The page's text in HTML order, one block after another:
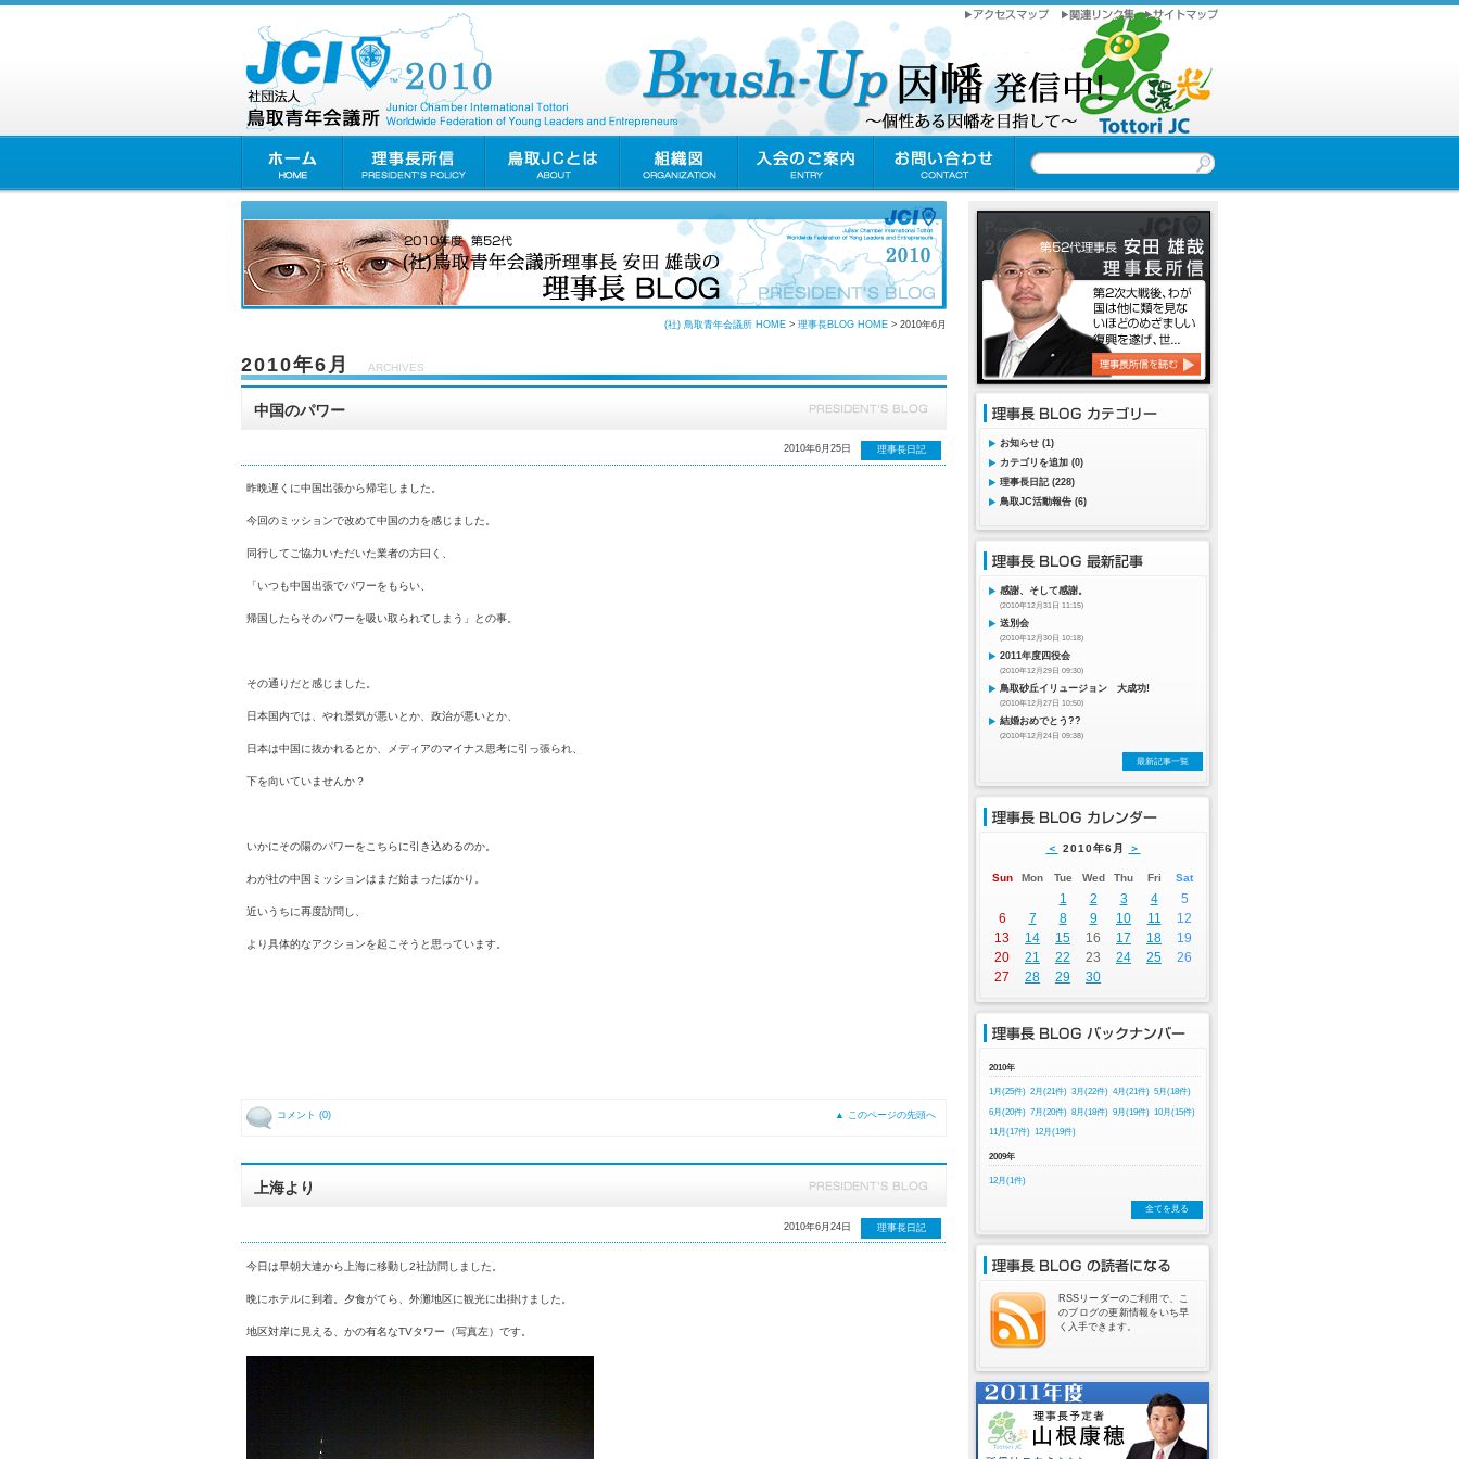
(社) 鳥取青年会議所 HOME > 理事長BLOG HOME > 2010年6月
2010年6月 ARCHIVES
中国のパワー
理事長日記
2010年6月25日
昨晩遅くに中国出張から帰宅しました。
今回のミッションで改めて中国の力を感じました。
同行してご協力いただいた業者の方曰く、
「いつも中国出張でパワーをもらい、
帰国したらそのパワーを吸い取られてしまう」との事。
その通りだと感じました。
日本国内では、やれ景気が悪いとか、政治が悪いとか、
日本は中国に抜かれるとか、メディアのマイナス思考に引っ張られ、
下を向いていませんか？
いかにその陽のパワーをこちらに引き込めるのか。
わが社の中国ミッションはまだ始まったばかり。
近いうちに再度訪問し、
より具体的なアクションを起こそうと思っています。
コメント (0) ▲ このページの先頭へ
上海より
理事長日記
2010年6月24日
今日は早朝大連から上海に移動し2社訪問しました。
晩にホテルに到着。夕食がてら、外灘地区に観光に出掛けました。
地区対岸に見える、かの有名なTVタワー（写真左）です。
お知らせ (1)
カテゴリを追加 (0)
理事長日記 (228)
鳥取JC活動報告 (6)
感謝、そして感謝。
(2010年12月31日 11:15)
送別会
(2010年12月30日 10:18)
2011年度四役会
(2010年12月29日 09:30)
鳥取砂丘イリュージョン 大成功!
(2010年12月27日 10:50)
結婚おめでとう??
(2010年12月24日 09:38)
最新記事一覧
＜ 2010年6月 ＞
Sun Mon Tue Wed Thu Fri Sat
1 2 3 4
5
6
7 8 9 10 11
12
13
14 15 16 17 18
19
20
21 22 23 24 25
26
27
28 29 30
2010年
1月(25件) 2月(21件) 3月(22件) 4月(21件) 5月(18件)
6月(20件) 7月(20件) 8月(18件) 9月(19件) 10月(15件)
11月(17件) 12月(19件)
2009年
12月(1件)
全てを見る
RSSリーダーのご利用で、こ
のブログの更新情報をいち早
く入手できます。